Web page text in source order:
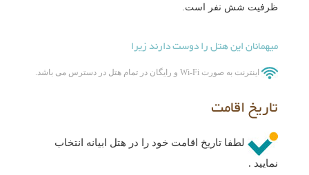
ظرفیت شش نفر است.
میهمانان این هتل را دوست دارند زیرا
اینترنت به صورت Wi-Fi و رایگان در تمام هتل در دسترس می باشد.
تاریخ اقامت
لطفا تاریخ اقامت خود را در هتل ابیانه انتخاب
نمایید .